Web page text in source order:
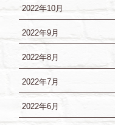
2022年10月
2022年9月
2022年8月
2022年7月
2022年6月